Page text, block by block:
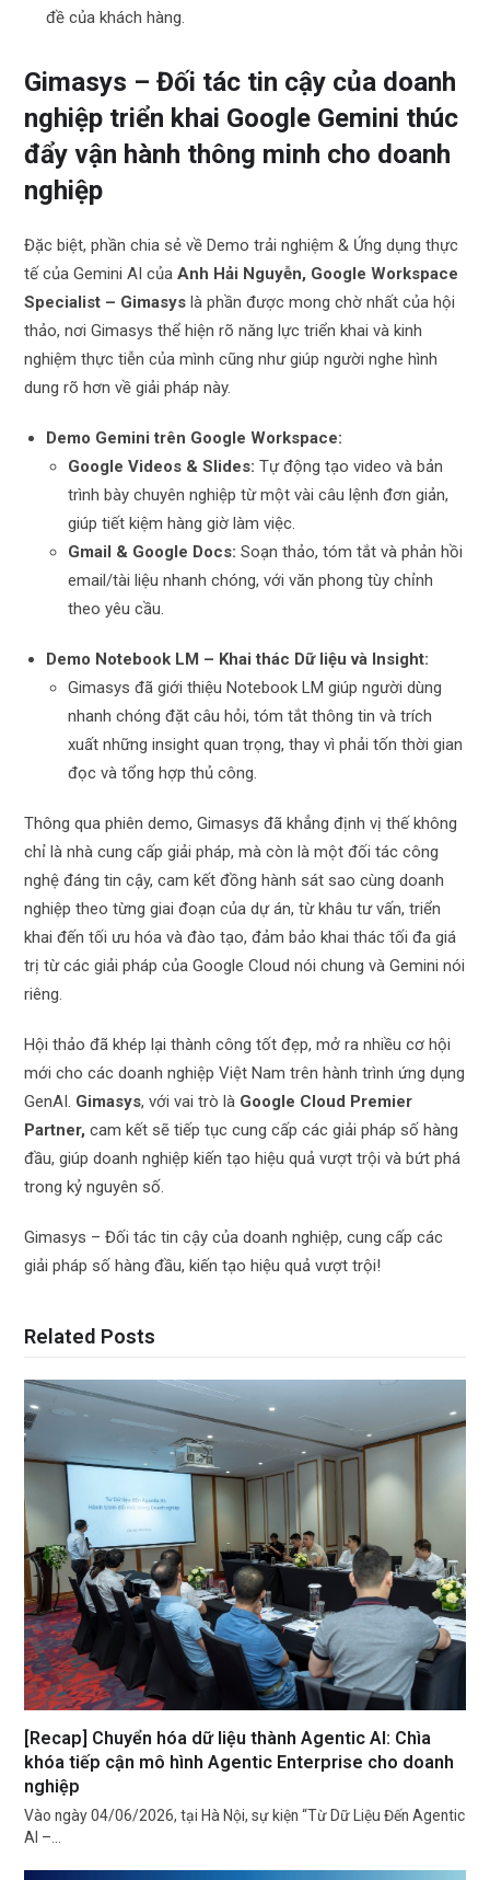
đề của khách hàng.
Gimasys – Đối tác tin cậy của doanh
nghiệp triển khai Google Gemini thúc
đẩy vận hành thông minh cho doanh
nghiệp
Đặc biệt, phần chia sẻ về Demo trải nghiệm & Ứng dụng thực
tế của Gemini AI củaAnh Hải Nguyễn, Google Workspace
Specialist – Gimasys là phần được mong chờ nhất của hội
thảo, nơi Gimasys thể hiện rõ năng lực triển khai và kinh
nghiệm thực tiễn của mình cũng như giúp người nghe hình
dung rõ hơn về giải pháp này.
Demo Gemini trên Google Workspace:
Google Videos & Slides: Tự động tạo video và bản
trình bày chuyên nghiệp từ một vài câu lệnh đơn giản,
giúp tiết kiệm hàng giờ làm việc.
Gmail & Google Docs: Soạn thảo, tóm tắt và phản hồi
email/tài liệu nhanh chóng, với văn phong tùy chỉnh
theo yêu cầu.
Demo Notebook LM – Khai thác Dữ liệu và Insight:
Gimasys đã giới thiệu Notebook LM giúp người dùng
nhanh chóng đặt câu hỏi, tóm tắt thông tin và trích
xuất những insight quan trọng, thay vì phải tốn thời gian
đọc và tổng hợp thủ công.
Thông qua phiên demo, Gimasys đã khẳng định vị thế không
chỉ là nhà cung cấp giải pháp, mà còn là một đối tác công
nghệ đáng tin cậy, cam kết đồng hành sát sao cùng doanh
nghiệp theo từng giai đoạn của dự án, từ khâu tư vấn, triển
khai đến tối ưu hóa và đào tạo, đảm bảo khai thác tối đa giá
trị từ các giải pháp của Google Cloud nói chung và Gemini nói
riêng.
Hội thảo đã khép lại thành công tốt đẹp, mở ra nhiều cơ hội
mới cho các doanh nghiệp Việt Nam trên hành trình ứng dụng
GenAI. Gimasys, với vai trò là Google Cloud Premier
Partner, cam kết sẽ tiếp tục cung cấp các giải pháp số hàng
đầu, giúp doanh nghiệp kiến tạo hiệu quả vượt trội và bứt phá
trong kỷ nguyên số.
Gimasys – Đối tác tin cậy của doanh nghiệp, cung cấp các
giải pháp số hàng đầu, kiến tạo hiệu quả vượt trội!
Related Posts
[Recap] Chuyển hóa dữ liệu thành Agentic AI: Chìa
khóa tiếp cận mô hình Agentic Enterprise cho doanh
nghiệp
Vào ngày 04/06/2026, tại Hà Nội, sự kiện “Từ Dữ Liệu Đến Agentic
AI –…